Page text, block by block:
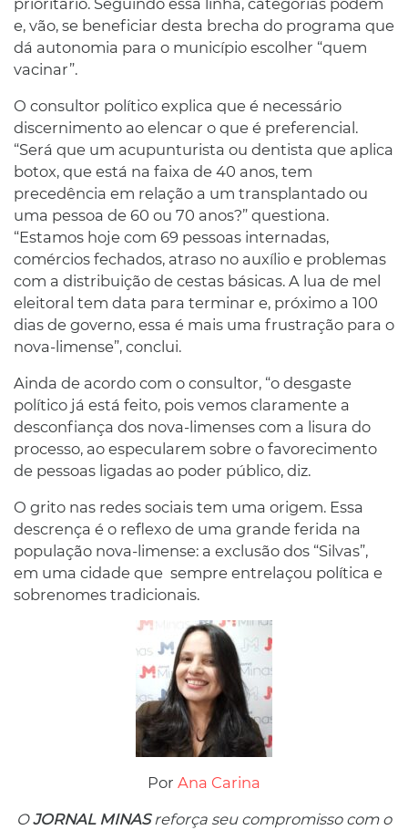
e, vão, se beneficiar desta brecha do programa que
dá autonomia para o município escolher “quem
vacinar”.
O consultor político explica que é necessário
discernimento ao elencar o que é preferencial.
“Será que um acupunturista ou dentista que aplica
botox, que está na faixa de 40 anos, tem
precedência em relação a um transplantado ou
uma pessoa de 60 ou 70 anos?” questiona.
“Estamos hoje com 69 pessoas internadas,
comércios fechados, atraso no auxílio e problemas
com a distribuição de cestas básicas. A lua de mel
eleitoral tem data para terminar e, próximo a 100
dias de governo, essa é mais uma frustração para o
nova-limense”, conclui.
Ainda de acordo com o consultor, “o desgaste
político já está feito, pois vemos claramente a
desconfiança dos nova-limenses com a lisura do
processo, ao especularem sobre o favorecimento
de pessoas ligadas ao poder público, diz.
O grito nas redes sociais tem uma origem. Essa
descrença é o reflexo de uma grande ferida na
população nova-limense: a exclusão dos “Silvas”,
em uma cidade que sempre entrelaçou política e
sobrenomes tradicionais.
Por Ana Carina
OJORNAL MINASreforça seu compromisso com o